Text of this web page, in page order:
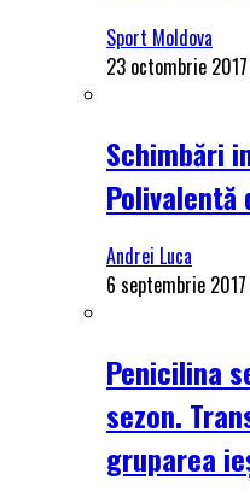
Sport Moldova
23 octombrie 2017
Schimbări
Polivalentă
Andrei Luca
6 septembrie 2017
Penicilina
sezon.
gruparea